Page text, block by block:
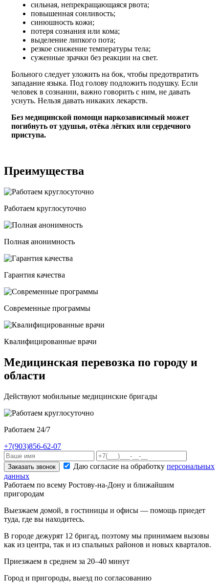
сильная, непрекращающаяся рвота;
повышенная сонливость;
синюшность кожи;
потеря сознания или кома;
выделение липкого пота;
резкое снижение температуры тела;
суженные зрачки без реакции на свет.
Больного следует уложить на бок, чтобы предотвратить
западание языка. Под голову подложить подушку. Если
человек в сознании, важно говорить с ним, не давать
уснуть. Нельзя давать никаких лекарств.
Без медицинской помощи наркозависимый может
погибнуть от удушья, отёка лёгких или сердечного
приступа.
Преимущества
Работаем круглосуточно
Полная анонимность
Гарантия качества
Современные программы
Квалифицированные врачи
Медицинская перевозка по городу и
области
Действуют мобильные медицинские бригады
Работаем 24/7
+7(903)856-62-07
Заказать звонок Даю согласие на обработку персональных
данных
Работаем по всему Ростову-на-Дону и ближайшим
пригородам
Выезжаем домой, в гостиницы и офисы — помощь приедет
туда, где вы находитесь.
В городе дежурят 12 бригад, поэтому мы принимаем вызовы
как из центра, так и из спальных районов и новых кварталов.
Приезжаем в среднем за 20–40 минут
Город и пригороды, выезд по согласованию